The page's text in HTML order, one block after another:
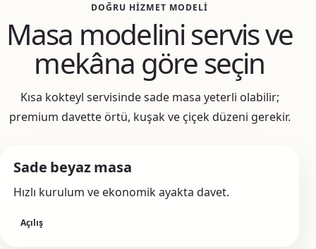
DOĞRU HIZMET MODELI
Masa modelini servis ve
mekâna göre seçin
Kısa kokteyl servisinde sade masa yeterli olabilir;
premium davette örtü, kuşak ve çiçek düzeni gerekir.
Sade beyaz masa
Hızlı kurulum ve ekonomik ayakta davet.
Açılış